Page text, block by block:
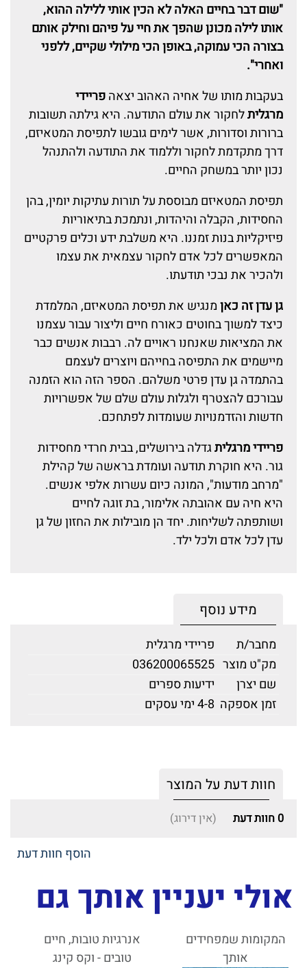
"שום דבר בחיים האלה לא הכין אותי ללילה ההוא,
אותו לילה מכונן שהפך את חיי על פיהם וחילק אותם
בצורה הכי עמוקה, באופן הכי מילולי שקיים, ללפני
ואחרי".
בעקבות מותו של אחיה האהוב יצאהפריידי
מרגליתלחקור את עולם התודעה. היא גילתה תשובות
ברורות וסדורות, אשר לימים גובשו לתפיסת המטאיזם,
דרך מתקדמת לחקור וללמוד את התודעה ולהתנהל
נכון יותר במשחק החיים.
תפיסת המטאיזם מבוססת על תורות עתיקות יומין, בהן
החסידות, הקבלה והיהדות, ונתמכת בתיאוריות
פיזיקליות בנות זמננו. היא משלבת ידע וכלים פרקטיים
המאפשרים לכל אדם לחקור עצמאית את עצמו
ולהכיר את נבכי תודעתו.
גן עדן זה כאןמנגיש את תפיסת המטאיזם, המלמדת
כיצד למשוך בחוטים כאורח חיים וליצור עבור עצמנו
את המציאות שאנחנו ראויים לה. רבבות אנשים כבר
מיישמים את התפיסה בחייהם ויוצרים לעצמם
בהתמדה גן עדן פרטי משלהם. הספר הזה הוא הזמנה
עבורכם להצטרף ולגלות עולם שלם של אפשרויות
חדשות והזדמנויות שעומדות לפתחכם.
פריידי מרגליתגדלה בירושלים, בבית חרדי מחסידות
גור. היא חוקרת תודעה ועומדת בראשה של קהילת
"מרחב מודעות", המונה כיום עשרות אלפי אנשים.
היא חיה עם אהובתה אלימור, בת זוגה לחיים
ושותפתה לשליחות. יחד הן מובילות את החזון של גן
עדן לכל אדם ולכל ילד.
מידע נוסף
מחבר/ת
פריידי מרגלית
מק"ט מוצר 036200065525
שם יצרן
ידיעות ספרים
זמן אספקה 4-8 ימי עסקים
חוות דעת על המוצר
0 חוות דעת (אין דירוג)
הוסף חוות דעת
אולי יעניין אותך גם
המקומות שמפחידים
אותך
אנרגיות טובות, חיים
טובים - וקס קינג